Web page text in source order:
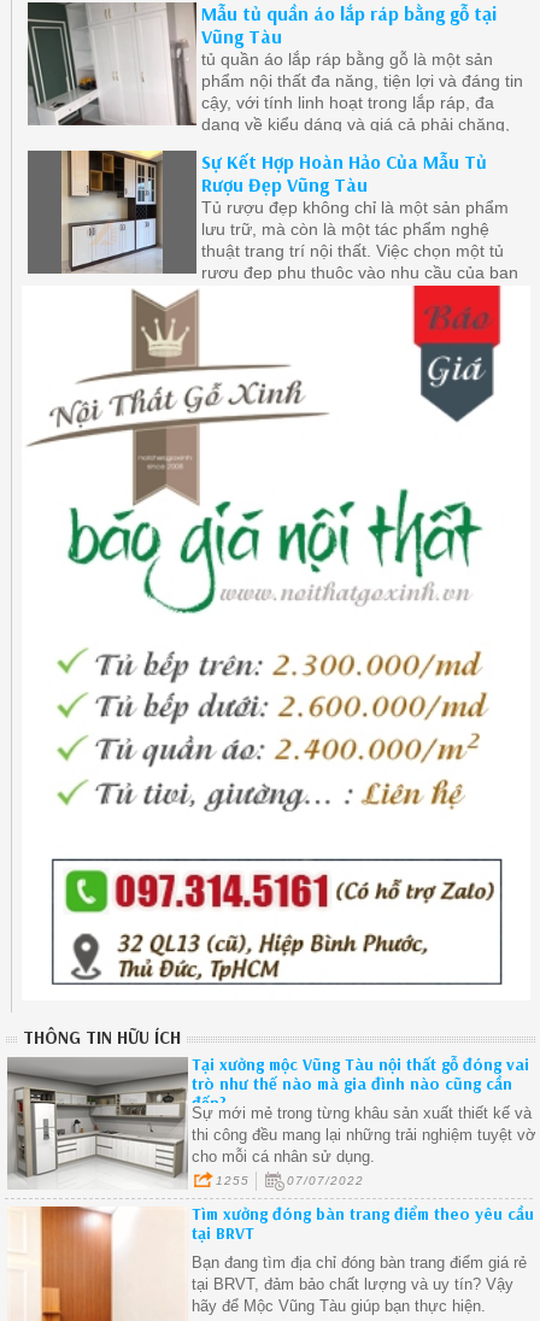
002619NKJ
Mẫu tủ quần áo lắp ráp bằng gỗ tại
Vũng Tàu
tủ quần áo lắp ráp bằng gỗ là một sản
phẩm nội thất đa năng, tiện lợi và đáng tin
cậy, với tính linh hoạt trong lắp ráp, đa
dạng về kiểu dáng và giá cả phải chăng,
sự lựa chọn hàng đầu của nhiều gia đình
trong việc trang trí không gian sống của
mình
Sự Kết Hợp Hoàn Hảo Của Mẫu Tủ
Rượu Đẹp Vũng Tàu
Tủ rượu đẹp không chỉ là một sản phẩm
lưu trữ, mà còn là một tác phẩm nghệ
thuật trang trí nội thất. Việc chọn một tủ
rượu đẹp phụ thuộc vào nhu cầu của bạn
THÔNG TIN HỮU ÍCH
Tại xưởng mộc Vũng Tàu nội thất gỗ đóng vai
trò như thế nào mà gia đình nào cũng cần
đến?
Sự mới mẻ trong từng khâu sản xuất thiết kế và
thi công đều mang lại những trải nghiệm tuyệt vời
cho mỗi cá nhân sử dụng.
1255 07/07/2022
Tìm xưởng đóng bàn trang điểm theo yêu cầu
tại BRVT
Bạn đang tìm địa chỉ đóng bàn trang điểm giá rẻ
tại BRVT, đảm bảo chất lượng và uy tín? Vậy
hãy để Mộc Vũng Tàu giúp bạn thực hiện.